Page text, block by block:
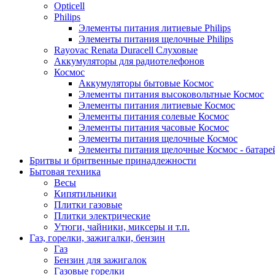
Opticell
Philips
Элементы питания литиевые Philips
Элементы питания щелочные Philips
Rayovac Renata Duracell Слуховые
Аккумуляторы для радиотелефонов
Космос
Аккумуляторы бытовые Космос
Элементы питания высоковольтные Космос
Элементы питания литиевые Космос
Элементы питания солевые Космос
Элементы питания часовые Космос
Элементы питания щелочные Космос
Элементы питания щелочные Космос -
Бритвы и бритвенные принадлежности
Бытовая техника
Весы
Кипятильники
Плитки газовые
Плитки электрические
Утюги, чайники, миксеры и т.п.
Газ, горелки, зажигалки, бензин
Газ
Бензин для зажигалок
Газовые горелки